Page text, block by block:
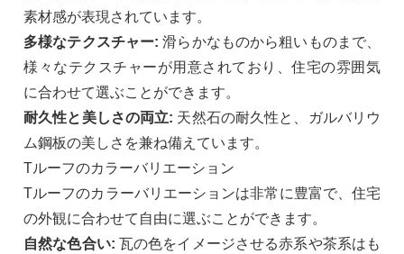
素材感が表現されています。
多様なテクスチャー: 滑らかなものから粗いものまで、
様々なテクスチャーが用意されており、住宅の雰囲気
に合わせて選ぶことができます。
耐久性と美しさの両立: 天然石の耐久性と、ガルバリウ
ム鋼板の美しさを兼ね備えています。
Tルーフのカラーバリエーション
Tルーフのカラーバリエーションは非常に豊富で、住宅
の外観に合わせて自由に選ぶことができます。
自然な色合い: 瓦の色をイメージさせる赤系や茶系はも